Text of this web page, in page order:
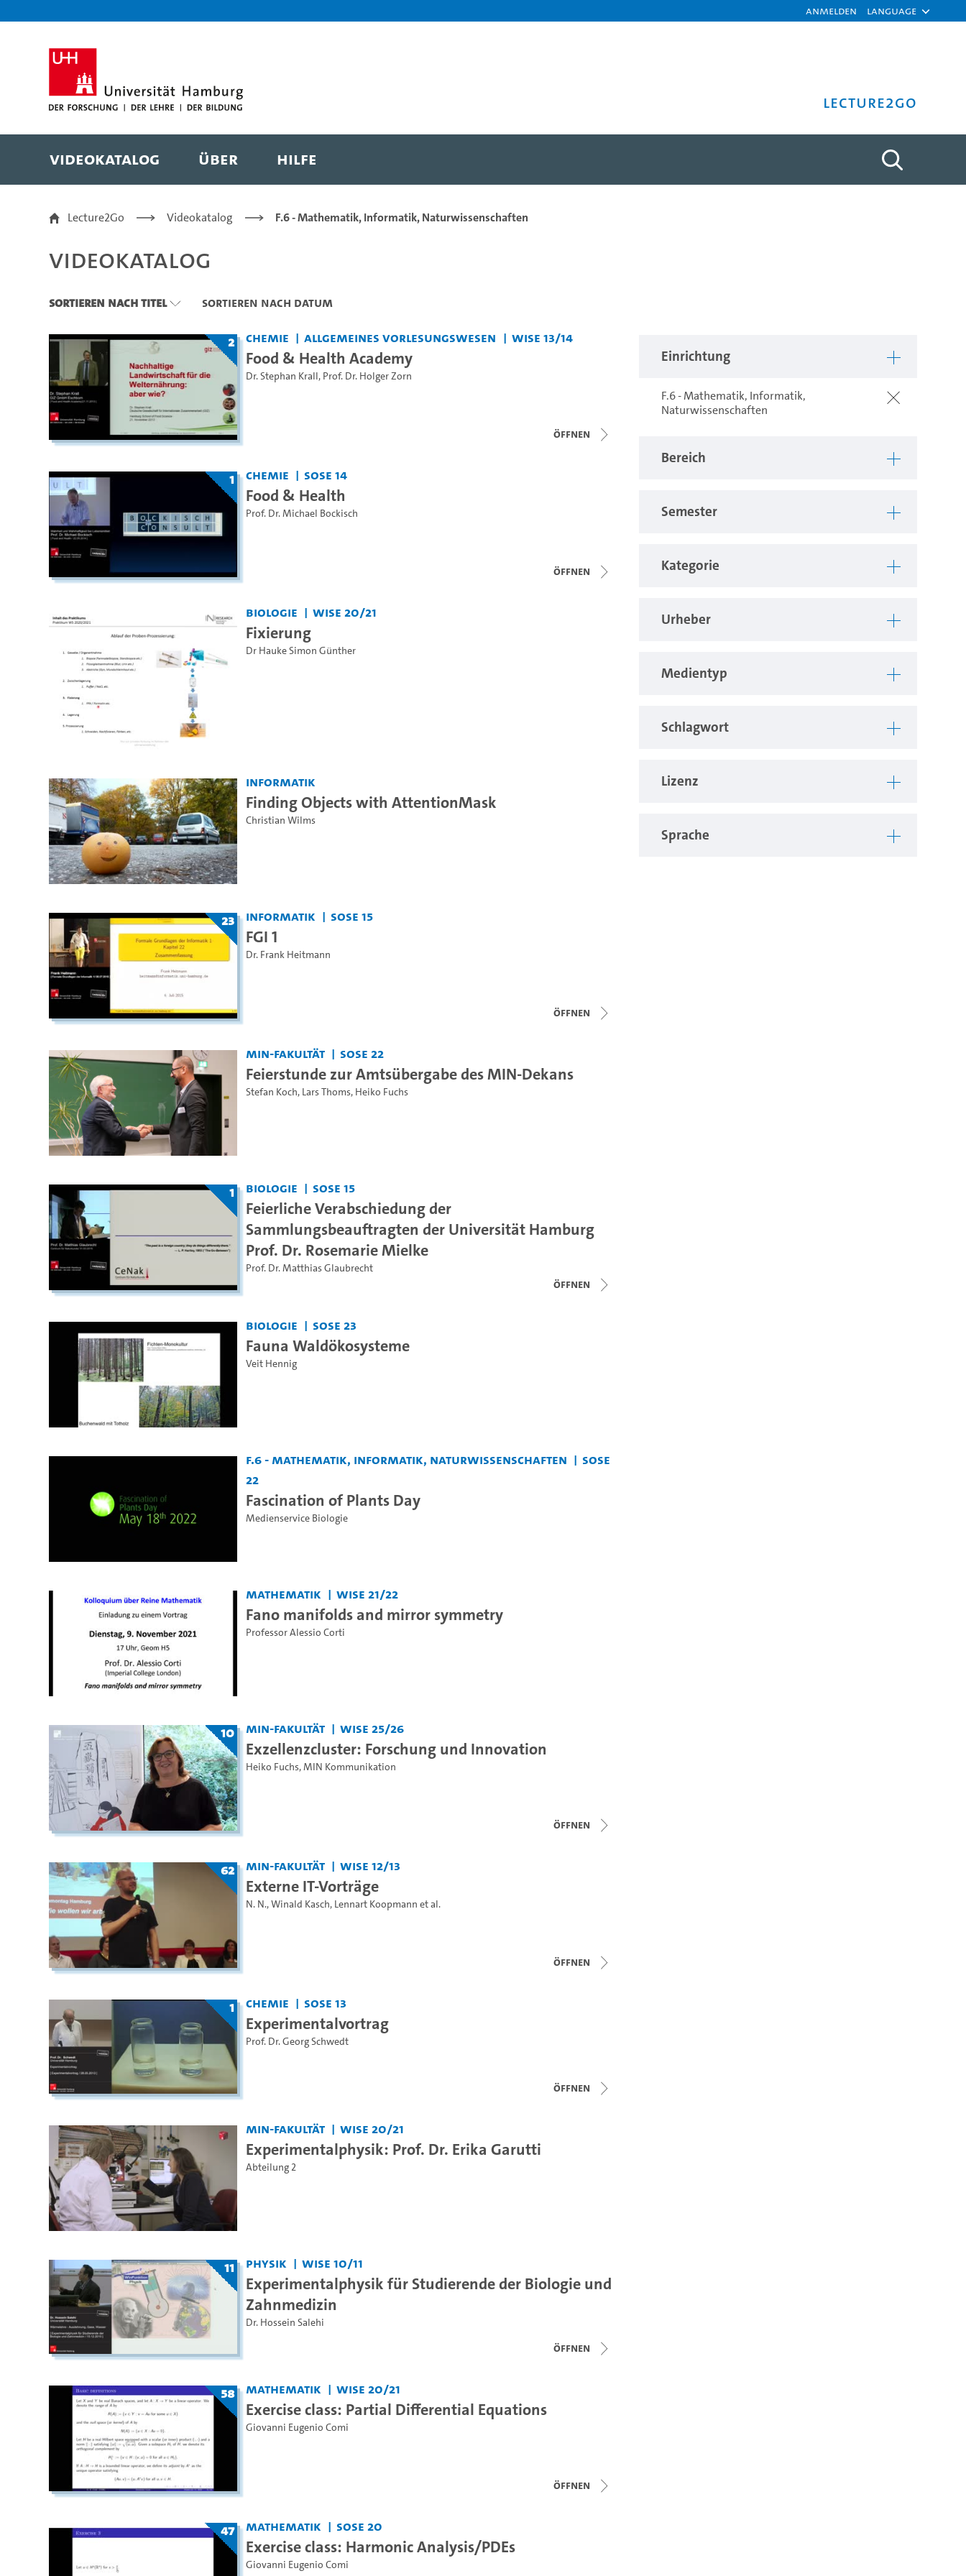
Anmelden Language
Lecture2Go
Videokatalog Über Hilfe
Videokatalog
Lecture2Go Videokatalog F.6 - Mathematik, Informatik, Naturwissenschaften
Videokatalog
Sortieren nach Titel Sortieren nach Datum
Einrichtung
F.6 - Mathematik, Informatik,
Naturwissenschaften
Bereich
Semester
Kategorie
Urheber
Medientyp
Schlagwort
Lizenz
Sprache
2 Chemie Allgemeines Vorlesungswesen WiSe 13/14
Food & Health Academy
Dr. Stephan Krall, Prof. Dr. Holger Zorn
Öffnen
1 Chemie SoSe 14
Food & Health
Prof. Dr. Michael Bockisch
Öffnen
Biologie WiSe 20/21
Fixierung
Dr Hauke Simon Günther
Informatik
Finding Objects with AttentionMask
Christian Wilms
23 Informatik SoSe 15
FGI 1
Dr. Frank Heitmann
Öffnen
MIN-Fakultät SoSe 22
Feierstunde zur Amtsübergabe des MIN-Dekans
Stefan Koch, Lars Thoms, Heiko Fuchs
1 Biologie SoSe 15
Feierliche Verabschiedung der
Sammlungsbeauftragten der Universität Hamburg
Prof. Dr. Rosemarie Mielke
Prof. Dr. Matthias Glaubrecht
Öffnen
Biologie SoSe 23
Fauna Waldökosysteme
Veit Hennig
F.6 - Mathematik, Informatik, Naturwissenschaften
SoSe
22
Fascination of Plants Day
Medienservice Biologie
Mathematik WiSe 21/22
Fano manifolds and mirror symmetry
Professor Alessio Corti
10 MIN-Fakultät WiSe 25/26
Exzellenzcluster: Forschung und Innovation
Heiko Fuchs,MIN Kommunikation
Öffnen
62 MIN-Fakultät WiSe 12/13
Externe IT-Vorträge
N. N.,Winald Kasch, Lennart Koopmann et al.
Öffnen
1 Chemie SoSe 13
Experimentalvortrag
Prof. Dr. Georg Schwedt
Öffnen
MIN-Fakultät WiSe 20/21
Experimentalphysik: Prof. Dr. Erika Garutti
Abteilung 2
11 Physik WiSe 10/11
Experimentalphysik für Studierende der Biologie und
Zahnmedizin
Dr. Hossein Salehi
Öffnen
58 Mathematik WiSe 20/21
Exercise class: Partial Differential Equations
Giovanni Eugenio Comi
Öffnen
47 Mathematik SoSe 20
Exercise class: Harmonic Analysis/PDEs
Giovanni Eugenio Comi